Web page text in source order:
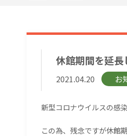
休館期間を延
2021.04.20 お
新型コロナウイルスの感
この為、残念ですが休館